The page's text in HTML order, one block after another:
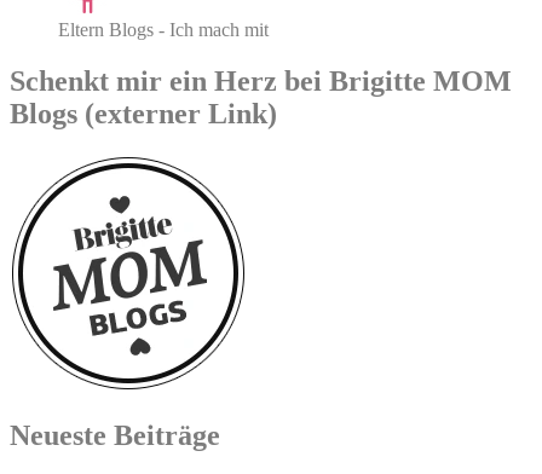
Eltern Blogs - Ich mach mit
Schenkt mir ein Herz bei Brigitte MOM
Blogs (externer Link)
Neueste Beiträge